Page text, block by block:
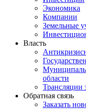
Экономика
Компании
Земельные
Власть
области
Трансляции
Обратная связь
Заказать